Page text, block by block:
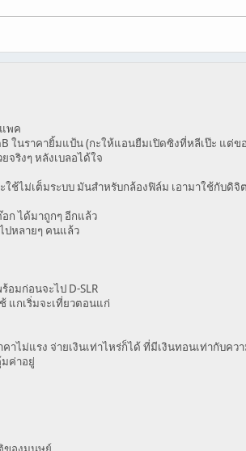
พค
ในราคายิ้มแป้น (กะให้แอนยืมเปิดซิงที่หลีเป๊ะ แต่ข
จริงๆ หลังเบลอได้ใจ
ะใช้ไม่เต็มระบบ มันสำหรับกล้องฟิล์ม เอามาใช้กับดิ
ก ได้มาถูกๆ อีกแล้ว
ปหลายๆ คนแล้ว
อมก่อนจะไป D-SLR
แกเริ่มจะเที่ยวตอนแก่
ไม่แรง จ่ายเงินเท่าไหร่ก็ได้ ที่มีเงินทอนเท่ากับคว
ค่าอยู่